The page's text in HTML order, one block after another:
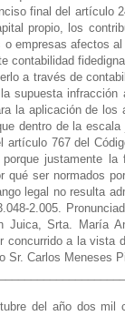
del año dos mil